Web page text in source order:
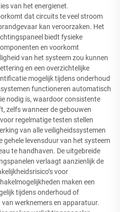
van het energienet.
dat circuits te veel stroom
kan veroorzaken. Het
biedt fysieke
en voorkomt
van het systeem zou kunnen
en een overzichtelijke
mogelijk tijdens onderhoud
functioneren automatisch
nodig is, waardoor consistente
zelfs wanneer de gebouwen
regelmatige testen stellen
van alle veiligheidssystemen
gehele levensduur van het systeem
te handhaven. De uitgebreide
verlaagt aanzienlijk de
voor
maken een
tijdens onderhoud of
werknemers en apparatuur.